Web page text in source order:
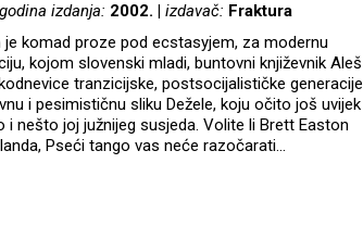
godina izdanja: 2002. izdavač: Fraktura
komad proze pod ecstasyjem, za modernu
kojom slovenski mladi, buntovni književnik Aleš
tranzicijske, postsocijalističke generacije
i pesimističnu sliku Dežele, koju očito još uvijek
i nešto joj južnijeg susjeda. Volite li Brett Easton
Pseći tango vas neće razočarati...